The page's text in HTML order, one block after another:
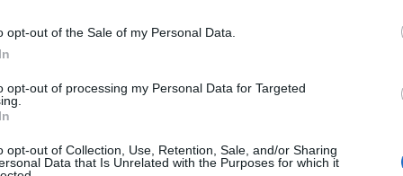
opt-out of the Sale of my Personal Data.
opt-out of processing my Personal Data for Targeted
opt-out of Collection, Use, Retention, Sale, and/or Sharing
Data that Is Unrelated with the Purposes for which it